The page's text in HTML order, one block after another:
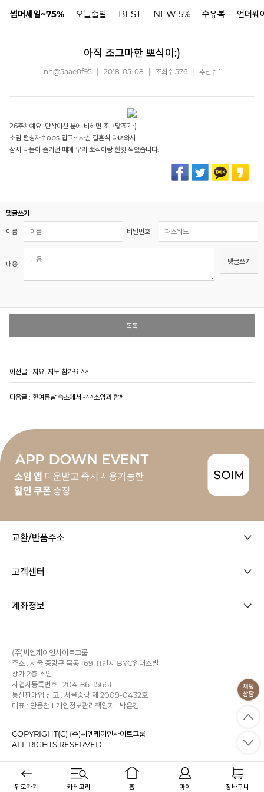
썸머세일~75% 오늘출발 BEST NEW 5% 수유복 언더웨
뒤로가기 카테고리 홈 마이 장바구니
아직 조그마한 뽀식이:)
nh@5aae0f95 2018-05-08 조회수 576 추천수 1
26주차예요. 만삭이신 분에 비하면 조그맣죠? :)
소임 펀칭자수ops 입고~ 사촌 결혼식 다녀와서
잠시 나들이 즐기던 때에 우리 뽀식이랑 한컷 찍었습니다.
댓글쓰기
이름 비밀번호
내용 댓글쓰기
목록
이전글 : 저요! 저도 참가요 ^^
다음글 : 한여름날 속초에서~^^소임과 함께!
교환/반품주소
고객센터
계좌정보
(주)씨엔케이인사이트그룹
주소 : 서울 중랑구 묵동 169-11번지 BYC위더스빌
상가 2층 소임
사업자등록번호 : 204-86-15661
통신판매업 신고 : 서울중랑 제 2009-0432호
대표 : 안용찬
개인정보관리책임자 : 박은경
COPYRIGHT(C) (주)씨엔케이인사이트그룹
ALL RIGHTS RESERVED.
사업자정보확인 이용약관 개인정보처리방침 KB에스크로 PC 버전